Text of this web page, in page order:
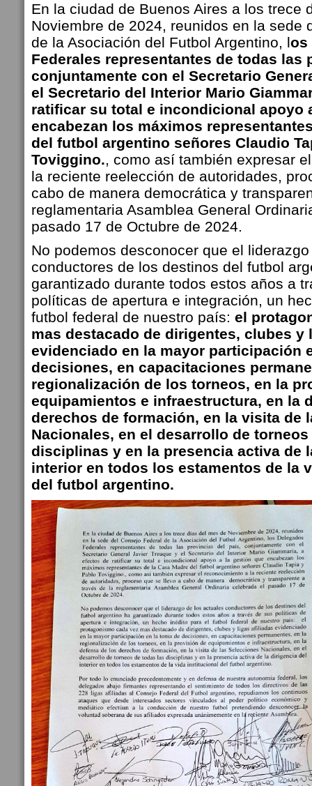
En la ciudad de Buenos Aires a los trece
Noviembre de 2024, reunidos en la sede
de la Asociación del Futbol Argentino, los
Federales representantes de todas las
conjuntamente con el Secretario
el Secretario del Interior Mario
ratificar su total e incondicional apoyo
encabezan los máximos
del futbol argentino señores Claudio
Toviggino., como así también expresar
la reciente reelección de autoridades,
cabo de manera democrática y
reglamentaria Asamblea General
pasado 17 de Octubre de 2024.
No podemos desconocer que el
conductores de los destinos del futbol
garantizado durante todos estos años a
políticas de apertura e integración, un
futbol federal de nuestro país: el
mas destacado de dirigentes, clubes y
evidenciado en la mayor participación
decisiones, en capacitaciones
regionalización de los torneos, en la
equipamientos e infraestructura, en la
derechos de formación, en la visita de
Nacionales, en el desarrollo de
disciplinas y en la presencia activa de
interior en todos los estamentos de la
del futbol argentino.